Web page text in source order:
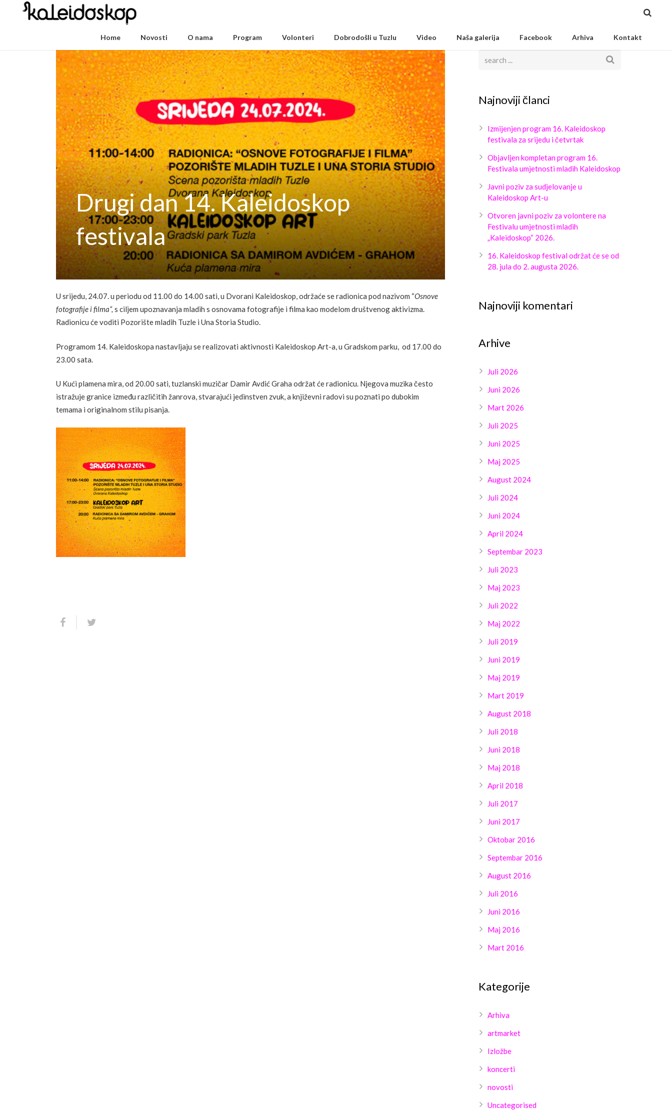
Home Novosti O nama Program Volonteri Dobrodošli u Tuzlu Video Naša galerija Facebook Arhiva Kontakt
Drugi dan 14. Kaleidoskop
festivala
U srijedu, 24.07. u periodu od 11.00 do 14.00 sati, u Dvorani Kaleidoskop, održaće se radionica pod nazivom “Osnove
fotografije i filma“, s ciljem upoznavanja mladih s osnovama fotografije i filma kao modelom društvenog aktivizma.
Radionicu će voditi Pozorište mladih Tuzle i Una Storia Studio.
Programom 14. Kaleidoskopa nastavljaju se realizovati aktivnosti Kaleidoskop Art-a, u Gradskom parku, od 17.00 do
23.00 sata.
U Kući plamena mira, od 20.00 sati, tuzlanski muzičar Damir Avdić Graha održat će radionicu. Njegova muzika često
istražuje granice između različitih žanrova, stvarajući jedinstven zvuk, a književni radovi su poznati po dubokim
temama i originalnom stilu pisanja.
Najnoviji članci
Izmijenjen program 16. Kaleidoskop
festivala za srijedu i četvrtak
Objavljen kompletan program 16.
Festivala umjetnosti mladih Kaleidoskop
Javni poziv za sudjelovanje u
Kaleidoskop Art-u
Otvoren javni poziv za volontere na
Festivalu umjetnosti mladih
„Kaleidoskop“ 2026.
16. Kaleidoskop festival održat će se od
28. jula do 2. augusta 2026.
Najnoviji komentari
Arhive
Juli 2026
Juni 2026
Mart 2026
Juli 2025
Juni 2025
Maj 2025
August 2024
Juli 2024
Juni 2024
April 2024
Septembar 2023
Juli 2023
Maj 2023
Juli 2022
Maj 2022
Juli 2019
Juni 2019
Maj 2019
Mart 2019
August 2018
Juli 2018
Juni 2018
Maj 2018
April 2018
Juli 2017
Juni 2017
Oktobar 2016
Septembar 2016
August 2016
Juli 2016
Juni 2016
Maj 2016
Mart 2016
Kategorije
Arhiva
artmarket
Izložbe
koncerti
novosti
Uncategorised